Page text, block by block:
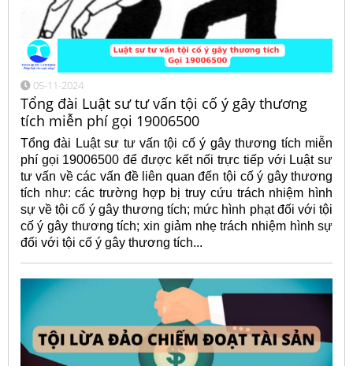
05-11-2024
Tổng đài Luật sư tư vấn tội cố ý gây thương
tích miễn phí gọi 19006500
Tổng đài Luật sư tư vấn tội cố ý gây thương tích miễn
phí gọi 19006500 để được kết nối trực tiếp với Luật sư
tư vấn về các vấn đề liên quan đến tội cố ý gây thương
tích như: các trường hợp bị truy cứu trách nhiệm hình
sự về tội cố ý gây thương tích; mức hình phạt đối với tội
cố ý gây thương tích; xin giảm nhẹ trách nhiệm hình sự
đối với tội cố ý gây thương tích...